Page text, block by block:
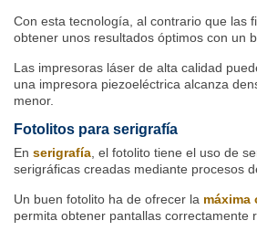
Con esta tecnología, al contrario que las
obtener unos resultados óptimos con un
Las impresoras láser de alta calidad
una impresora piezoeléctrica alcanza
menor.
Fotolitos para serigrafía
En serigrafía, el fotolito tiene el uso de
serigráficas creadas mediante procesos
Un buen fotolito ha de ofrecer la máxima
permita obtener pantallas correctamente